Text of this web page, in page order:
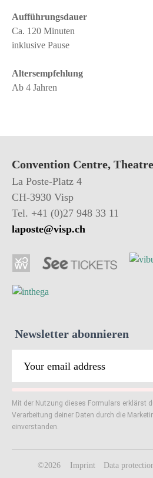
Aufführungsdauer
Ca. 120 Minuten
inklusive Pause
Altersempfehlung
Ab 4 Jahren
Convention Centre,
La Poste-Platz 4
CH-3930 Visp
Tel. +41 (0)27 948 33 11
laposte@visp.ch
Newsletter abonnieren
Mit der Nutzung dieses Formulars erklärst
Verarbeitung deiner Daten durch die
einverstanden.
©2026 Imprint Data